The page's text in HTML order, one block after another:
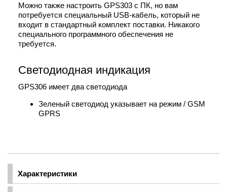
Характеристики
Можно также настроить GPS303 с ПК, но вам
потребуется специальный USB-кабель, который не
входит в стандартный комплект поставки. Никакого
специального программного обеспечения не
требуется.
Светодиодная индикация
GPS306 имеет два светодиода
Зеленый светодиод указывает на режим / GSM
GPRS